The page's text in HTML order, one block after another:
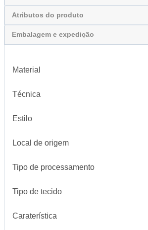
Atributos do produto
Embalagem e expedição
Material
Técnica
Estilo
Local de origem
Tipo de processamento
Tipo de tecido
Caraterística